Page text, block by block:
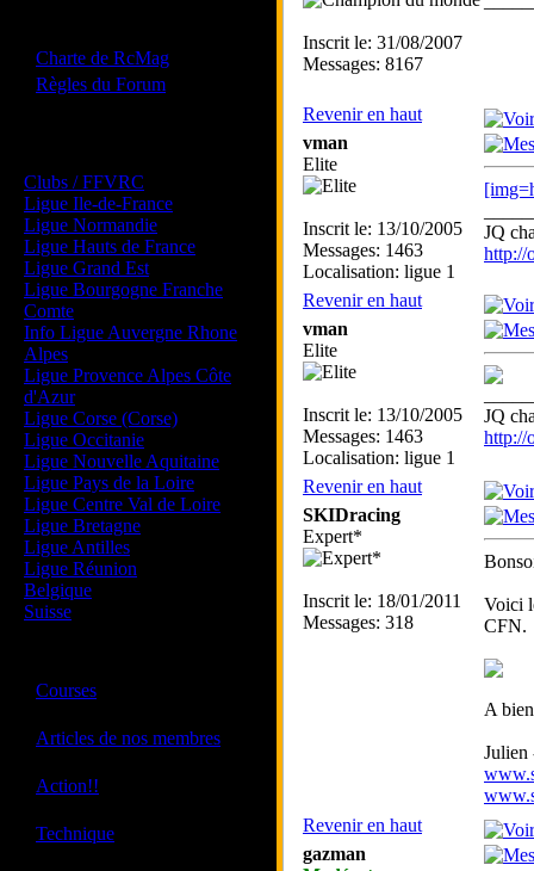
Charte de RcMag
Règles du Forum
Clubs / FFVRC
Ligue Ile-de-France
Ligue Normandie
Ligue Hauts de France
Ligue Grand Est
Ligue Bourgogne Franche
Comte
Info Ligue Auvergne Rhone
Alpes
Ligue Provence Alpes Côte
d'Azur
Ligue Corse (Corse)
Ligue Occitanie
Ligue Nouvelle Aquitaine
Ligue Pays de la Loire
Ligue Centre Val de Loire
Ligue Bretagne
Ligue Antilles
Ligue Réunion
Belgique
Suisse
Courses
Articles de nos membres
Action!!
Technique
Inscrit le: 31/08/2007
Messages: 8167
Revenir en haut
vman
Elite
Inscrit le: 13/10/2005
Messages: 1463
Localisation: ligue 1
JQ
http://
Revenir en haut
vman
Elite
Inscrit le: 13/10/2005
Messages: 1463
Localisation: ligue 1
JQ
http://
Revenir en haut
SKIDracing
Expert*
Inscrit le: 18/01/2011
Messages: 318
Voici
CFN.
A
Revenir en haut
gazman